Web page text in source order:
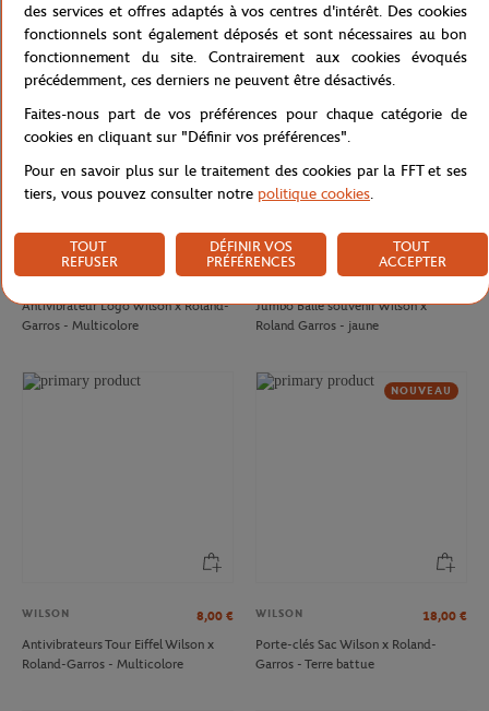
WILSON 8,00 €
Antivibrateur Logo Wilson x Roland-
Garros - Multicolore
WILSON 32,00 €
Jumbo Balle souvenir Wilson x
Roland Garros - jaune
WILSON 8,00 €
Antivibrateurs Tour Eiffel Wilson x
Roland-Garros - Multicolore
NOUVEAU
WILSON 18,00 €
Porte-clés Sac Wilson x Roland-
Garros - Terre battue
des services et offres adaptés à vos centres d'intérêt. Des cookies
fonctionnels sont également déposés et sont nécessaires au bon
fonctionnement du site. Contrairement aux cookies évoqués
précédemment, ces derniers ne peuvent être désactivés.
Faites-nous part de vos préférences pour chaque catégorie de
cookies en cliquant sur "Définir vos préférences".
Pour en savoir plus sur le traitement des cookies par la FFT et ses
tiers, vous pouvez consulter notre politique cookies.
TOUT
REFUSER
DÉFINIR VOS
PRÉFÉRENCES
TOUT
ACCEPTER